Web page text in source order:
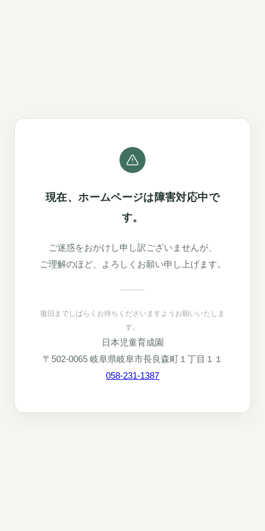
現在、ホームページは障害対応中で
す。
ご迷惑をおかけし申し訳ございませんが、
ご理解のほど、よろしくお願い申し上げます。
復旧までしばらくお待ちくださいますようお願いいたしま
す。
日本児童育成園
〒502-0065 岐阜県岐阜市長良森町１丁目１１
058-231-1387